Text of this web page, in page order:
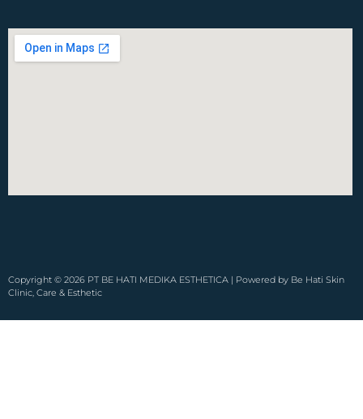
Copyright © 2026 PT BE HATI MEDIKA ESTHETICA | Powered by Be Hati Skin
Clinic, Care & Esthetic